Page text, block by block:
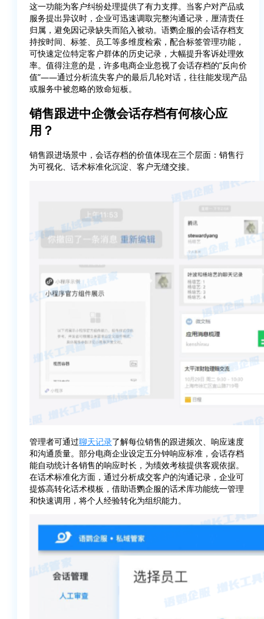
这一功能为客户纠纷处理提供了有力支撑。当客户对产品或
服务提出异议时，企业可迅速调取完整沟通记录，厘清责任
归属，避免因记录缺失而陷入被动。语鹦企服的会话存档支
持按时间、标签、员工等多维度检索，配合标签管理功能，
可快速定位特定客户群体的历史记录，大幅提升客诉处理效
率。值得注意的是，许多电商企业忽视了会话存档的”反向价
值”——通过分析流失客户的最后几轮对话，往往能发现产品
或服务中被忽略的致命短板。
销售跟进中企微会话存档有何核心应
用？
销售跟进场景中，会话存档的价值体现在三个层面：销售行
为可视化、话术标准化沉淀、客户无缝交接。
管理者可通过聊天记录了解每位销售的跟进频次、响应速度
和沟通质量。部分电商企业设定五分钟响应标准，会话存档
能自动统计各销售的响应时长，为绩效考核提供客观依据。
在话术标准化方面，通过分析成交客户的沟通记录，企业可
提炼高转化话术模板，借助语鹦企服的话术库功能统一管理
和快速调用，将个人经验转化为组织能力。